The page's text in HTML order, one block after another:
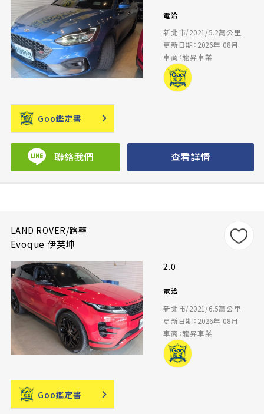
電洽
新北市/2021/5.2萬公里
更新日期：2026年 08月
車商：龍昇車業
Goo鑑定書
聯絡我們 查看詳情
LAND ROVER/路華
Evoque 伊芙坤
2.0
電洽
新北市/2021/6.5萬公里
更新日期：2026年 08月
車商：龍昇車業
Goo鑑定書